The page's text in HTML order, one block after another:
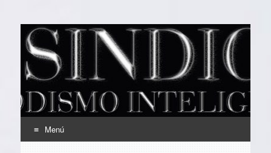
EL SINDICAL
Periodismo Inteligente
Menú